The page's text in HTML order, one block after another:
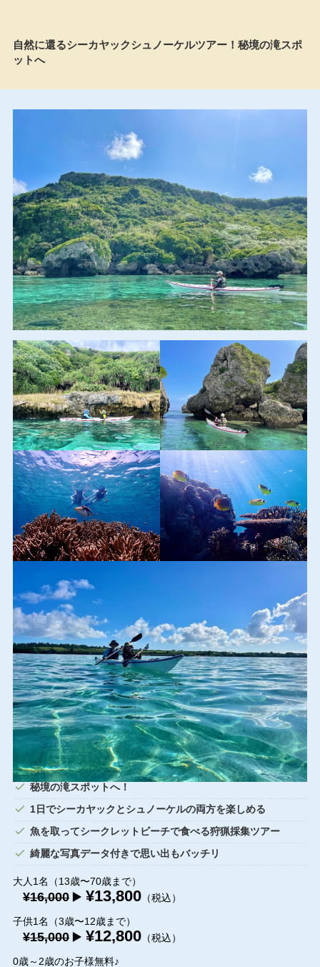
自然に還るシーカヤックシュノーケルツアー！秘境の滝スポ
ットへ
秘境の滝スポットへ！
1日でシーカヤックとシュノーケルの両方を楽しめる
魚を取ってシークレットビーチで食べる狩猟採集ツアー
綺麗な写真データ付きで思い出もバッチリ
大人1名（13歳〜70歳まで）
¥16,000 ▶️ ¥13,800（税込）
子供1名（3歳〜12歳まで）
¥15,000 ▶️ ¥12,800（税込）
0歳～2歳のお子様無料♪